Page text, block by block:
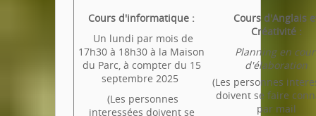
Cours d'informatique :
Un lundi par mois de
17h30 à 18h30 à la Maison
du Parc, à compter du 15
septembre 2025
(Les personnes
interessées doivent se
Cours d'Anglais
Créativité:
Planning en
d'élaboration
(Les personnes
doivent se faire
par mail